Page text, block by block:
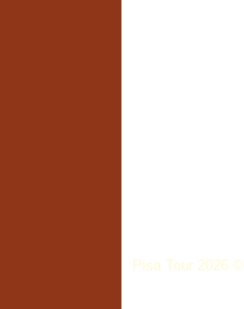
Pisa Tour 2026 ©